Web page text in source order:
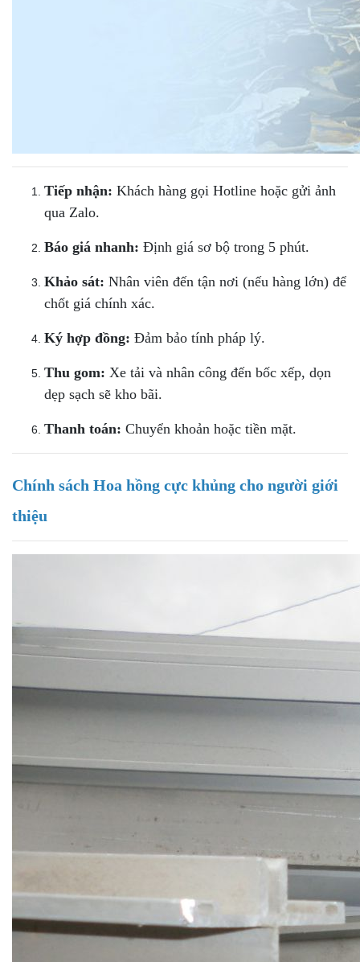
Tiếp nhận: Khách hàng gọi Hotline hoặc gửi ảnh
qua Zalo.
Báo giá nhanh: Định giá sơ bộ trong 5 phút.
Khảo sát: Nhân viên đến tận nơi (nếu hàng lớn) để
chốt giá chính xác.
Ký hợp đồng: Đảm bảo tính pháp lý.
Thu gom: Xe tải và nhân công đến bốc xếp, dọn
dẹp sạch sẽ kho bãi.
Thanh toán: Chuyển khoản hoặc tiền mặt.
Chính sách Hoa hồng cực khủng cho người giới
thiệu